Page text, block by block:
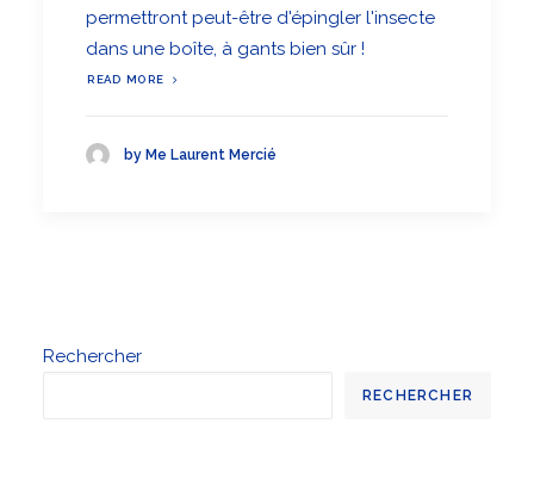
permettront peut-être d'épingler l'insecte
dans une boîte, à gants bien sûr !
READ MORE
by Me Laurent Mercié
Rechercher
RECHERCHER